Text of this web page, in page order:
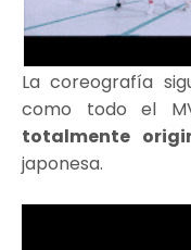
La coreografía
como todo el
totalmente
japonesa.